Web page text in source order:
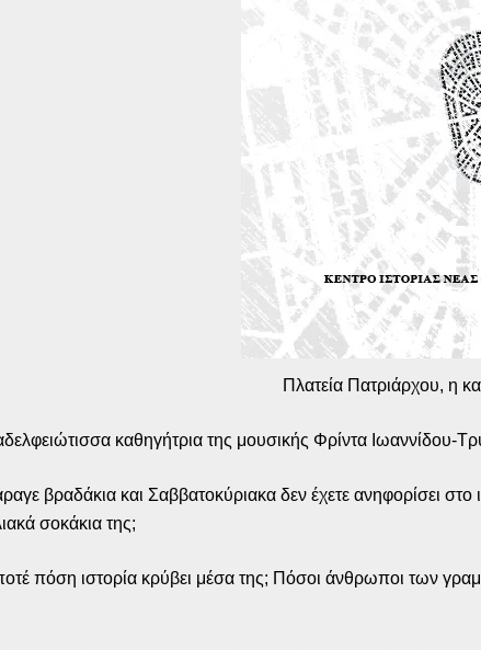
Πλατεία Πατριάρχου, η
καθηγήτρια της μουσικής Φρίντα
βραδάκια και Σαββατοκύριακα δεν έχετε ανηφορίσει
σοκάκια της;
πόση ιστορία κρύβει μέσα της; Πόσοι άνθρωποι των